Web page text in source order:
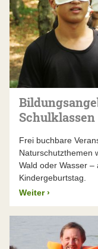
Schulklassen
Frei buchbare
Naturschutzthemen
Wald oder Wasser
Kindergeburtstag.
Weiter ›